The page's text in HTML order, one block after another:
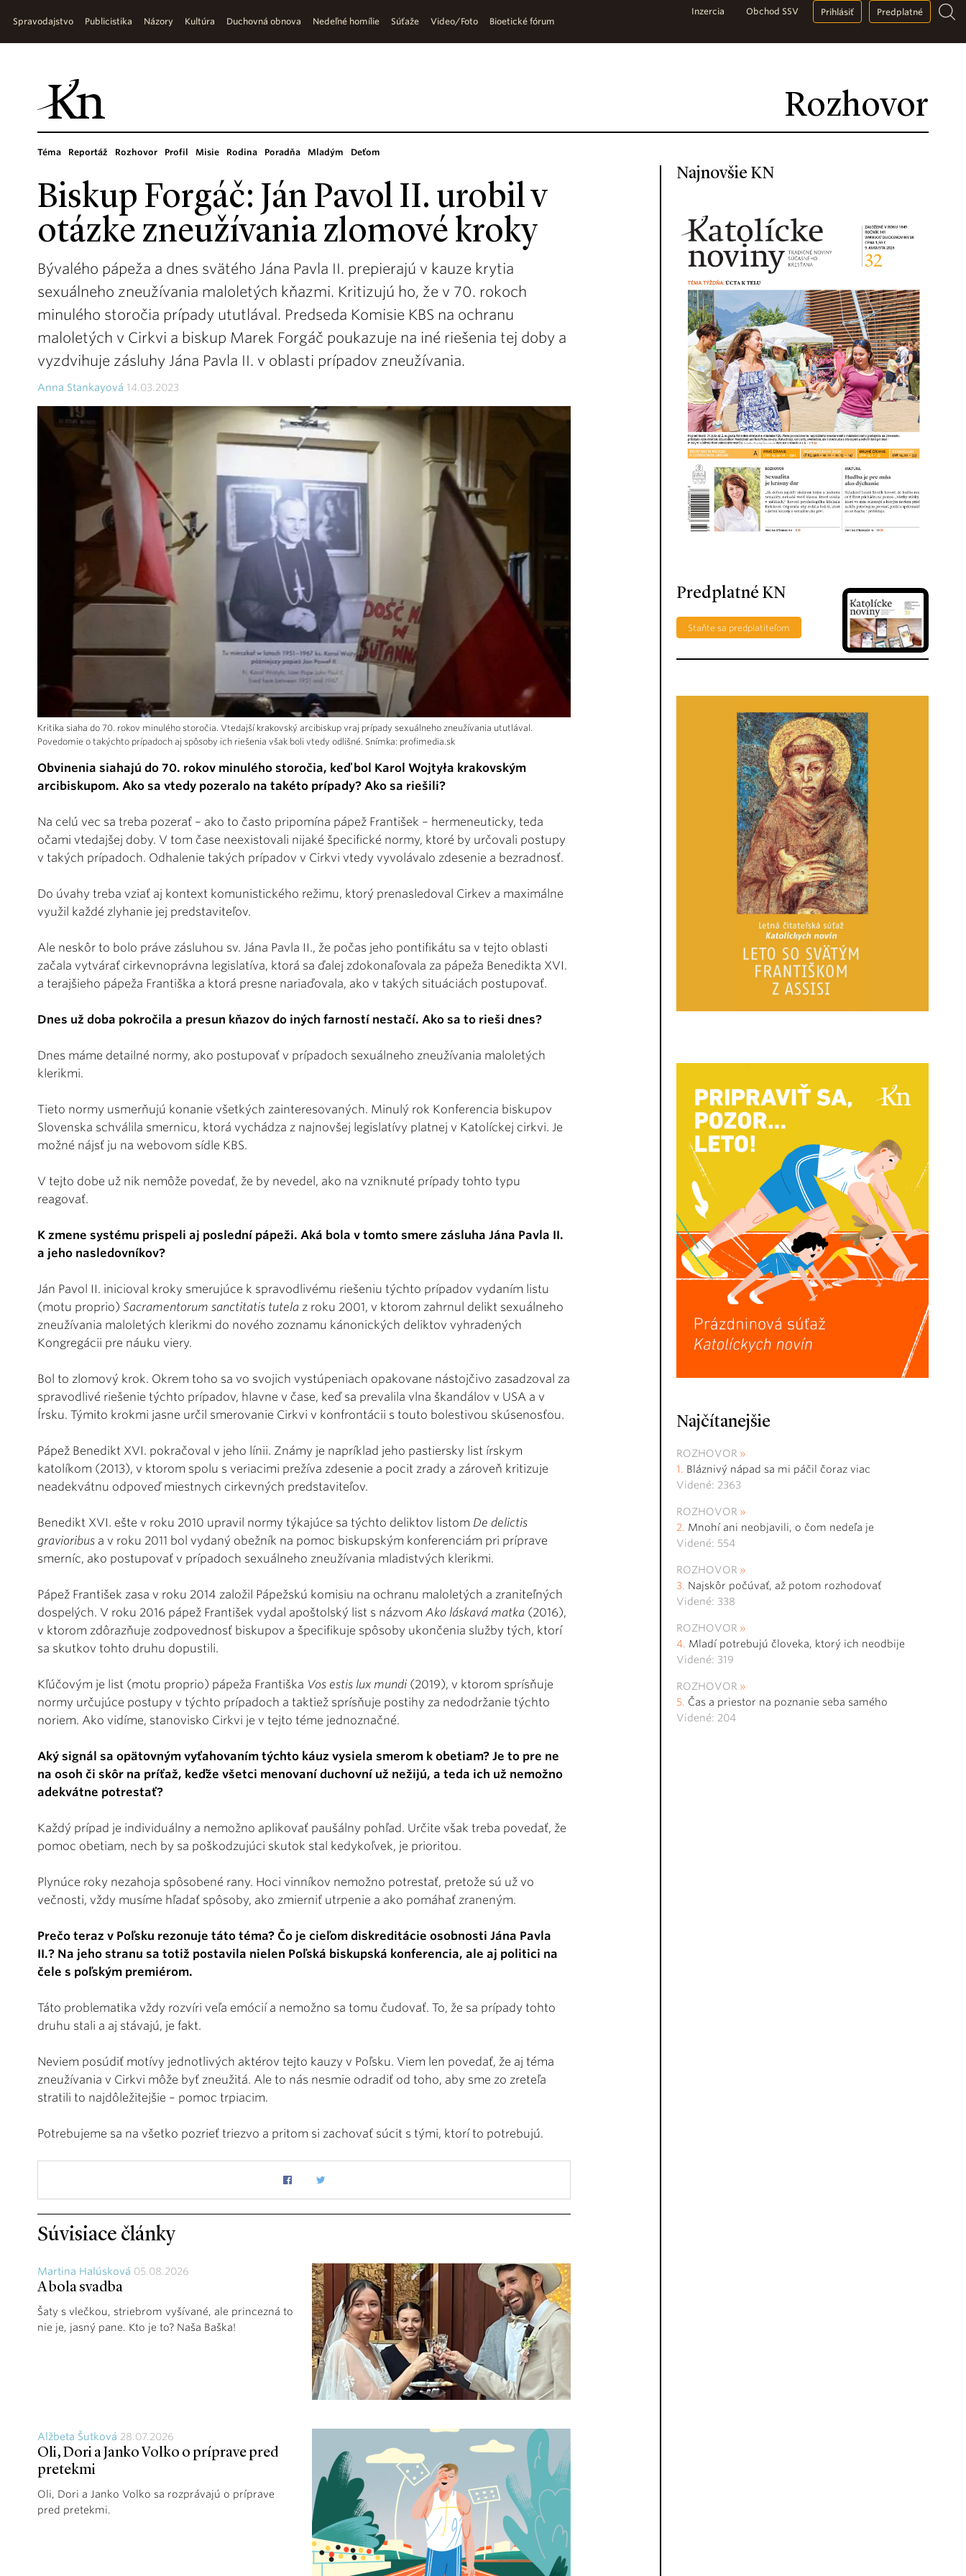
Rozhovor
Spravodajstvo Publicistika Názory Kultúra Duchovná obnova Nedeľné homílie Súťaže Video/Foto Bioetické fórum
Inzercia Obchod SSV Prihlásiť Predplatné
Téma Reportáž Rozhovor Profil Misie Rodina Poradňa Mladým Deťom
Biskup Forgáč: Ján Pavol II. urobil v
otázke zneužívania zlomové kroky
Bývalého pápeža a dnes svätého Jána Pavla II. prepierajú v kauze krytia
sexuálneho zneužívania maloletých kňazmi. Kritizujú ho, že v 70. rokoch
minulého storočia prípady ututlával. Predseda Komisie KBS na ochranu
maloletých v Cirkvi a biskup Marek Forgáč poukazuje na iné riešenia tej doby a
vyzdvihuje zásluhy Jána Pavla II. v oblasti prípadov zneužívania.
Anna Stankayová 14.03.2023
Kritika siaha do 70. rokov minulého storočia. Vtedajší krakovský arcibiskup vraj prípady sexuálneho zneužívania ututlával.
Povedomie o takýchto prípadoch aj spôsoby ich riešenia však boli vtedy odlišné. Snímka: profimedia.sk
Obvinenia siahajú do 70. rokov minulého storočia, keď bol Karol Wojtyła krakovským
arcibiskupom. Ako sa vtedy pozeralo na takéto prípady? Ako sa riešili?
Na celú vec sa treba pozerať – ako to často pripomína pápež František – hermeneuticky, teda
očami vtedajšej doby. V tom čase neexistovali nijaké špecifické normy, ktoré by určovali postupy
v takých prípadoch. Odhalenie takých prípadov v Cirkvi vtedy vyvolávalo zdesenie a bezradnosť.
Do úvahy treba vziať aj kontext komunistického režimu, ktorý prenasledoval Cirkev a maximálne
využil každé zlyhanie jej predstaviteľov.
Ale neskôr to bolo práve zásluhou sv. Jána Pavla II., že počas jeho pontifikátu sa v tejto oblasti
začala vytvárať cirkevnoprávna legislatíva, ktorá sa ďalej zdokonaľovala za pápeža Benedikta XVI.
a terajšieho pápeža Františka a ktorá presne nariaďovala, ako v takých situáciách postupovať.
Dnes už doba pokročila a presun kňazov do iných farností nestačí. Ako sa to rieši dnes?
Dnes máme detailné normy, ako postupovať v prípadoch sexuálneho zneužívania maloletých
klerikmi.
Tieto normy usmerňujú konanie všetkých zainteresovaných. Minulý rok Konferencia biskupov
Slovenska schválila smernicu, ktorá vychádza z najnovšej legislatívy platnej v Katolíckej cirkvi. Je
možné nájsť ju na webovom sídle KBS.
V tejto dobe už nik nemôže povedať, že by nevedel, ako na vzniknuté prípady tohto typu
reagovať.
K zmene systému prispeli aj poslední pápeži. Aká bola v tomto smere zásluha Jána Pavla II.
a jeho nasledovníkov?
Ján Pavol II. inicioval kroky smerujúce k spravodlivému riešeniu týchto prípadov vydaním listu
(motu proprio) Sacramentorum sanctitatis tutela z roku 2001, v ktorom zahrnul delikt sexuálneho
zneužívania maloletých klerikmi do nového zoznamu kánonických deliktov vyhradených
Kongregácii pre náuku viery.
Bol to zlomový krok. Okrem toho sa vo svojich vystúpeniach opakovane nástojčivo zasadzoval za
spravodlivé riešenie týchto prípadov, hlavne v čase, keď sa prevalila vlna škandálov v USA a v
Írsku. Týmito krokmi jasne určil smerovanie Cirkvi v konfrontácii s touto bolestivou skúsenosťou.
Pápež Benedikt XVI. pokračoval v jeho línii. Známy je napríklad jeho pastiersky list írskym
katolíkom (2013), v ktorom spolu s veriacimi prežíva zdesenie a pocit zrady a zároveň kritizuje
neadekvátnu odpoveď miestnych cirkevných predstaviteľov.
Benedikt XVI. ešte v roku 2010 upravil normy týkajúce sa týchto deliktov listom De delictis
gravioribus a v roku 2011 bol vydaný obežník na pomoc biskupským konferenciám pri príprave
smerníc, ako postupovať v prípadoch sexuálneho zneužívania mladistvých klerikmi.
Pápež František zasa v roku 2014 založil Pápežskú komisiu na ochranu maloletých a zraniteľných
dospelých. V roku 2016 pápež František vydal apoštolský list s názvom Ako láskavá matka (2016),
v ktorom zdôrazňuje zodpovednosť biskupov a špecifikuje spôsoby ukončenia služby tých, ktorí
sa skutkov tohto druhu dopustili.
Kľúčovým je list (motu proprio) pápeža Františka Vos estis lux mundi (2019), v ktorom sprísňuje
normy určujúce postupy v týchto prípadoch a taktiež sprísňuje postihy za nedodržanie týchto
noriem. Ako vidíme, stanovisko Cirkvi je v tejto téme jednoznačné.
Aký signál sa opätovným vyťahovaním týchto káuz vysiela smerom k obetiam? Je to pre ne
na osoh či skôr na príťaž, keďže všetci menovaní duchovní už nežijú, a teda ich už nemožno
adekvátne potrestať?
Každý prípad je individuálny a nemožno aplikovať paušálny pohľad. Určite však treba povedať, že
pomoc obetiam, nech by sa poškodzujúci skutok stal kedykoľvek, je prioritou.
Plynúce roky nezahoja spôsobené rany. Hoci vinníkov nemožno potrestať, pretože sú už vo
večnosti, vždy musíme hľadať spôsoby, ako zmierniť utrpenie a ako pomáhať zraneným.
Prečo teraz v Poľsku rezonuje táto téma? Čo je cieľom diskreditácie osobnosti Jána Pavla
II.? Na jeho stranu sa totiž postavila nielen Poľská biskupská konferencia, ale aj politici na
čele s poľským premiérom.
Táto problematika vždy rozvíri veľa emócií a nemožno sa tomu čudovať. To, že sa prípady tohto
druhu stali a aj stávajú, je fakt.
Neviem posúdiť motívy jednotlivých aktérov tejto kauzy v Poľsku. Viem len povedať, že aj téma
zneužívania v Cirkvi môže byť zneužitá. Ale to nás nesmie odradiť od toho, aby sme zo zreteľa
stratili to najdôležitejšie – pomoc trpiacim.
Potrebujeme sa na všetko pozrieť triezvo a pritom si zachovať súcit s tými, ktorí to potrebujú.
Súvisiace články
Martina Halúsková 05.08.2026
A bola svadba
Šaty s vlečkou, striebrom vyšívané, ale princezná to
nie je, jasný pane. Kto je to? Naša Baška!
Alžbeta Šutková 28.07.2026
Oli, Dori a Janko Volko o príprave pred
pretekmi
Oli, Dori a Janko Volko sa rozprávajú o príprave
pred pretekmi.
Najnovšie KN
Predplatné KN
Staňte sa predplatiteľom
Najčítanejšie
ROZHOVOR
Bláznivý nápad sa mi páčil čoraz viac
Videné: 2363
ROZHOVOR
Mnohí ani neobjavili, o čom nedeľa je
Videné: 554
ROZHOVOR
Najskôr počúvať, až potom rozhodovať
Videné: 338
ROZHOVOR
Mladí potrebujú človeka, ktorý ich neodbije
Videné: 319
ROZHOVOR
Čas a priestor na poznanie seba samého
Videné: 204